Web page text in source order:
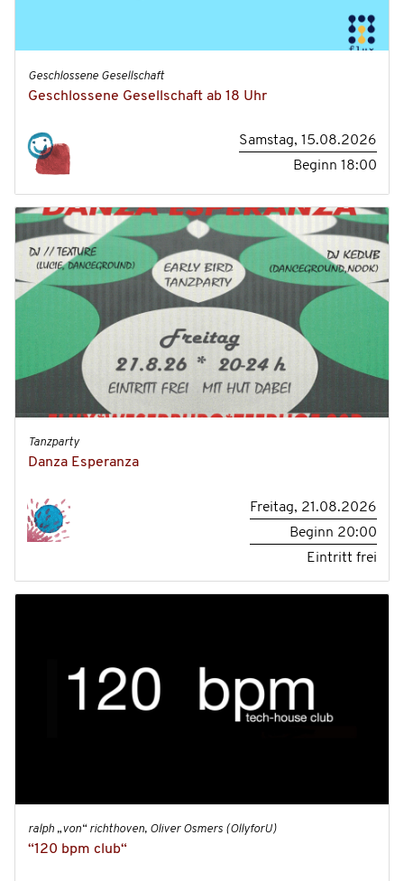
Geschlossene Gesellschaft
Geschlossene Gesellschaft ab 18 Uhr
Samstag, 15.08.2026
Beginn18:00
Tanzparty
Danza Esperanza
Freitag, 21.08.2026
Beginn 20:00
Eintritt frei
ralph „von“ richthoven, Oliver Osmers (OllyforU)
“120 bpm club“